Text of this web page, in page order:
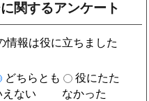
関するアンケート
情報は役に立ちました
どちらとも
えない
役にたた
なかった